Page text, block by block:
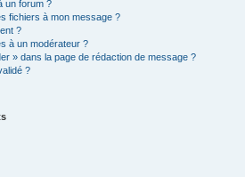
un forum ?
fichiers à mon message ?
?
à un modérateur ?
» dans la page de rédaction de message ?
?